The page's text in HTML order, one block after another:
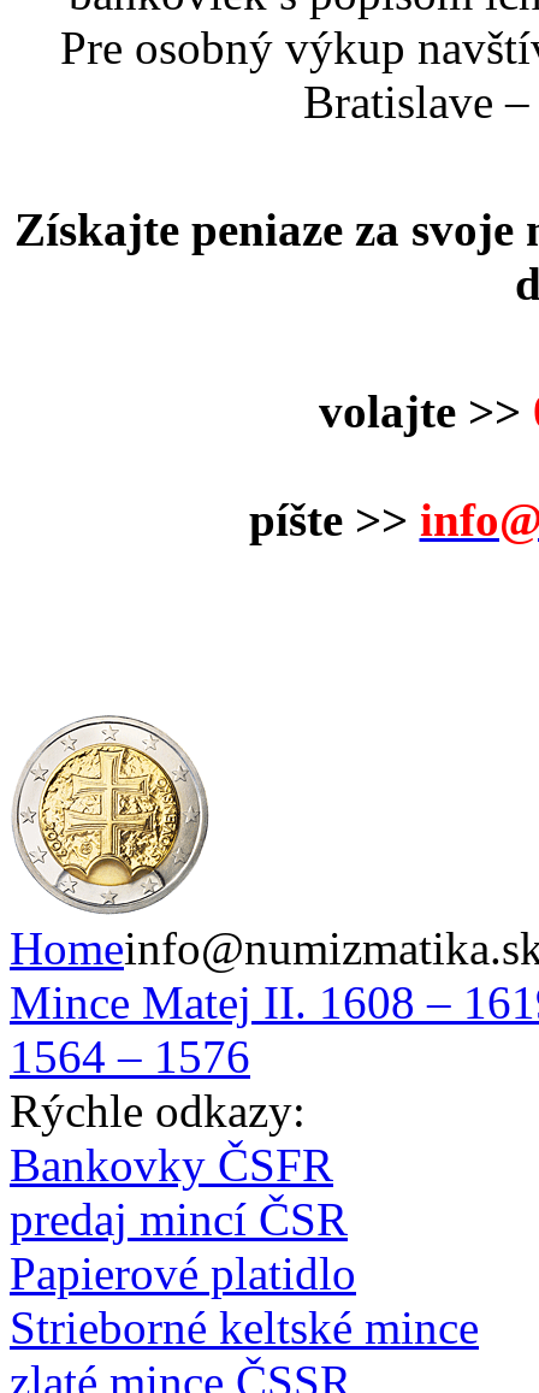
Pre osobný výkup
Bratislave
Získajte peniaze za svoje
volajte >>
píšte >>
Home
Mince Matej II. 1608 –
1564 – 1576
Rýchle odkazy:
Bankovky ČSFR
predaj mincí ČSR
Papierové platidlo
Strieborné keltské mince
zlaté mince ČSSR